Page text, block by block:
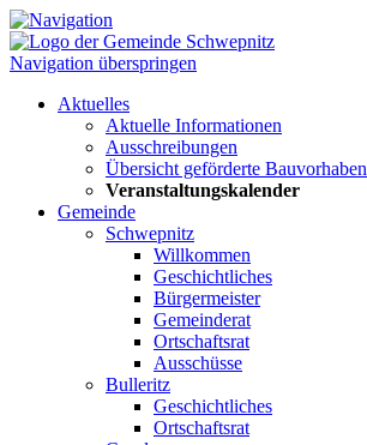
Navigation überspringen
Aktuelles
Aktuelle Informationen
Ausschreibungen
Übersicht geförderte Bauvorhaben
Veranstaltungskalender
Gemeinde
Schwepnitz
Willkommen
Geschichtliches
Bürgermeister
Gemeinderat
Ortschaftsrat
Ausschüsse
Bulleritz
Geschichtliches
Ortschaftsrat